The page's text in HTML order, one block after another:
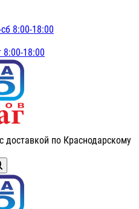
8:00-18:00
8:00-18:00
доставкой по Краснодарскому